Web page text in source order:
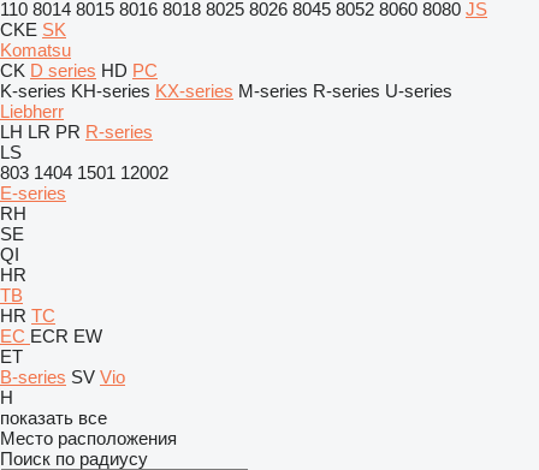
110 8014 8015 8016 8018 8025 8026 8045 8052 8060 8080 JS
CKE SK
Komatsu
CK D series HD PC
K-series KH-series KX-series M-series R-series U-series
Liebherr
LH LR PR R-series
LS
803 1404 1501 12002
E-series
RH
SE
QI
HR
TB
HR TC
EC ECR EW
ET
B-series SV Vio
H
показать все
Место расположения
Поиск по радиусу